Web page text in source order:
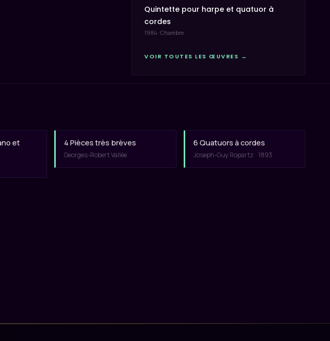
Quintette pour harpe et quatuor à
cordes
1984 · Chambre
VOIR TOUTES LES ŒUVRES →
et
4 Pièces très brèves
Georges-Robert Vallée
6 Quatuors à cordes
Joseph-Guy Ropartz · 1893